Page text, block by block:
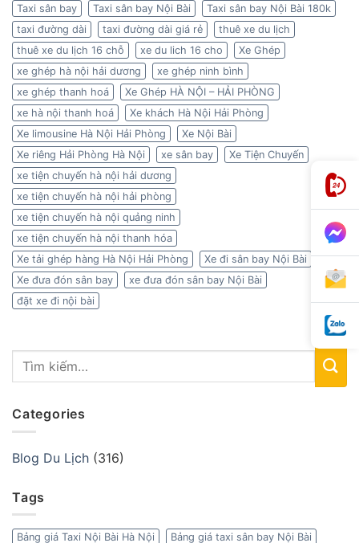
Taxi sân bay
Taxi sân bay Nội Bài
Taxi sân bay Nội Bài 180k
taxi đường dài
taxi đường dài giá rẻ
thuê xe du lịch
thuê xe du lịch 16 chỗ
xe du lich 16 cho
Xe Ghép
xe ghép hà nội hải dương
xe ghép ninh bình
xe ghép thanh hoá
Xe Ghép HÀ NỘI – HẢI PHÒNG
xe hà nội thanh hoá
Xe khách Hà Nội Hải Phòng
Xe limousine Hà Nội Hải Phòng
Xe Nội Bài
Xe riêng Hải Phòng Hà Nội
xe sân bay
Xe Tiện Chuyến
xe tiện chuyến hà nội hải dương
xe tiện chuyến hà nội hải phòng
xe tiện chuyến hà nội quảng ninh
xe tiện chuyến hà nội thanh hóa
Xe tải ghép hàng Hà Nội Hải Phòng
Xe đi sân bay Nội Bài
Xe đưa đón sân bay
xe đưa đón sân bay Nội Bài
đặt xe đi nội bài
Categories
Blog Du Lịch (316)
Tags
Bảng giá Taxi Nội Bài Hà Nội
Bảng giá taxi sân bay Nội Bài